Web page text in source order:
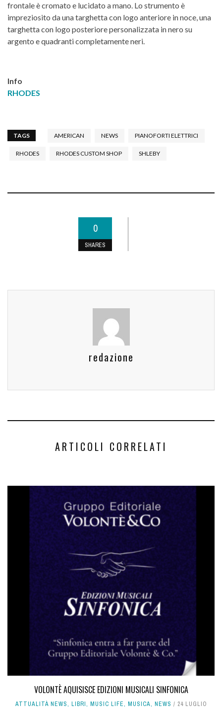
frontale è cromato e lucidato a mano. Lo strumento è
impreziosito da una targhetta con logo anteriore in noce, una
targhetta con logo posteriore personalizzata in nero su
argento e quadranti completamente neri.
Info
RHODES
TAGS AMERICAN NEWS PIANOFORTI ELETTRICI
RHODES RHODES CUSTOM SHOP SHLEBY
0
SHARES
redazione
ARTICOLI CORRELATI
VOLONTÈ AQUISISCE EDIZIONI MUSICALI SINFONICA
ATTUALITÀ NEWS, LIBRI, MUSIC LIFE, MUSICA, NEWS 24 LUGLIO